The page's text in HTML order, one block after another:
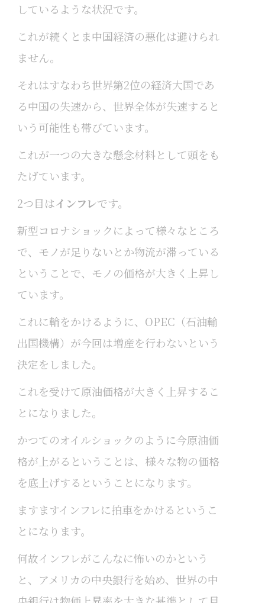
しているような状況です。
これが続くとま中国経済の悪化は避けられ
ません。
それはすなわち世界第2位の経済大国であ
る中国の失速から、世界全体が失速すると
いう可能性も帯びています。
これが一つの大きな懸念材料として頭をも
たげています。
2つ目はインフレです。
新型コロナショックによって様々なところ
で、モノが足りないとか物流が滞っている
ということで、モノの価格が大きく上昇し
ています。
これに輪をかけるように、OPEC（石油輸
出国機構）が今回は増産を行わないという
決定をしました。
これを受けて原油価格が大きく上昇するこ
とになりました。
かつてのオイルショックのように今原油価
格が上がるということは、様々な物の価格
を底上げするということになります。
ますますインフレに拍車をかけるというこ
とになります。
何故インフレがこんなに怖いのかという
と、アメリカの中央銀行を始め、世界の中